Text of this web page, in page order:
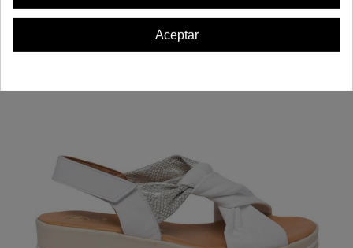
Aceptar